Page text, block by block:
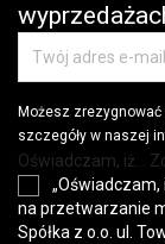
Możesz
szczegóły w naszej
Oświadczam, iż...
na przetwarzanie
Spółka z o.o. ul.